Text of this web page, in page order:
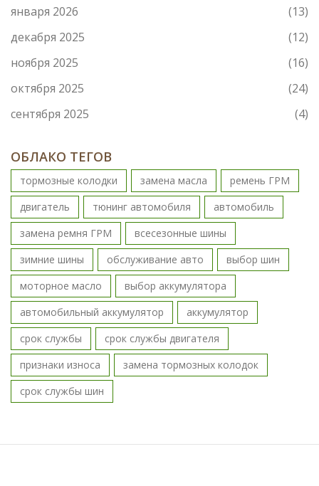
января 2026
(13)
декабря 2025
(12)
ноября 2025
(16)
октября 2025
(24)
сентября 2025
(4)
ОБЛАКО ТЕГОВ
тормозные колодки замена масла
ремень ГРМ
двигатель
тюнинг автомобиля
автомобиль
замена ремня ГРМ
всесезонные шины
зимние шины
обслуживание авто
выбор шин
моторное масло
выбор аккумулятора
автомобильный аккумулятор
аккумулятор
срок службы
срок службы двигателя
признаки износа
замена тормозных колодок
срок службы шин